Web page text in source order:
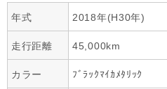
年式 2018年(H30年)
走行距離 45,000km
カラー ﾌﾞﾗｯｸﾏｲｶﾒﾀﾘｯｸ